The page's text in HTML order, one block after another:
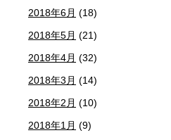
2018年6月 (18)
2018年5月 (21)
2018年4月 (32)
2018年3月 (14)
2018年2月 (10)
2018年1月 (9)